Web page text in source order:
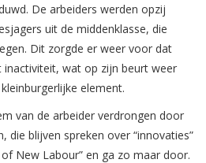
De arbeiders werden opzij
uit de middenklasse, die
Dit zorgde er weer voor dat
inactiviteit, wat op zijn beurt weer
element.
van de arbeider verdrongen door
die blijven spreken over “innovaties”
New Labour” en ga zo maar door.